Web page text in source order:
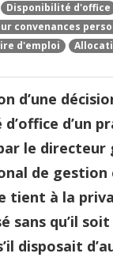
Disponibilité d'office
convenances
d'emploi
d’une
d’un
le directeur
de
tient à la
sans qu’il
disposait